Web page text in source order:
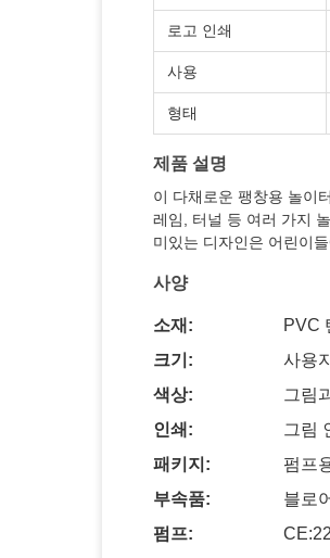
로고 인쇄
사용
형태
제품 설명
이 다채로운 팽창용 놀이
레임, 터널 등 여러 가지
미있는 디자인은 어린이
사양
소재:
PVC
크기:
사용
색상:
그림
인쇄:
그림
패키지:
펌프
부속품:
블로
펌프: